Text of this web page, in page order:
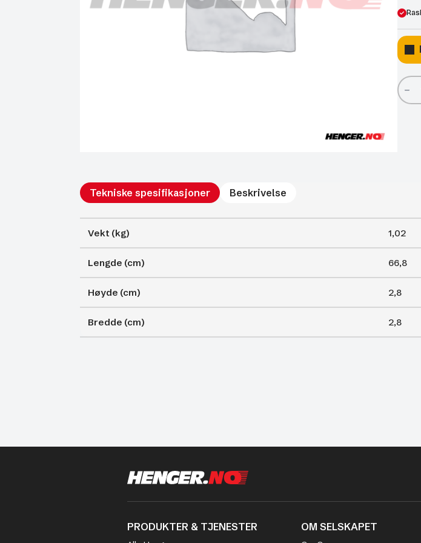
27/14;
Tekniske spesifikasjoner Beskrivelse
Vekt (kg) 1,02
Lengde (cm) 66,8
Høyde (cm) 2,8
Bredde (cm) 2,8
PRODUKTER & TJENESTER OM SELSKAPET